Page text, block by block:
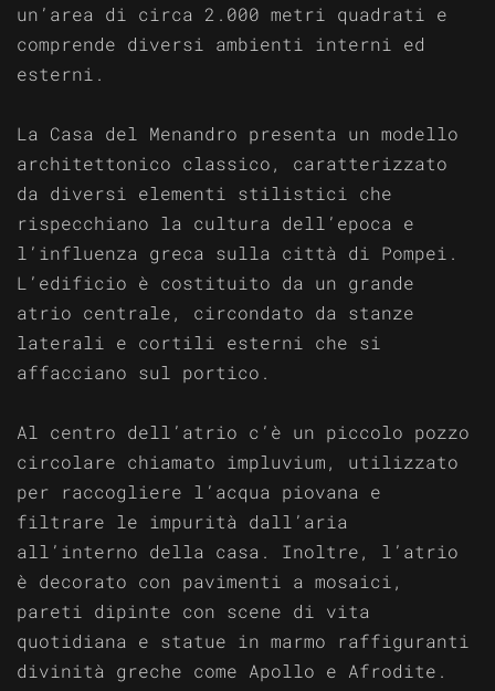
un’area di circa 2.000 metri quadrati e
comprende diversi ambienti interni ed
esterni.
La Casa del Menandro presenta un modello
architettonico classico, caratterizzato
da diversi elementi stilistici che
rispecchiano la cultura dell’epoca e
l’influenza greca sulla città di Pompei.
L’edificio è costituito da un grande
atrio centrale, circondato da stanze
laterali e cortili esterni che si
affacciano sul portico.
Al centro dell’atrio c’è un piccolo pozzo
circolare chiamato impluvium, utilizzato
per raccogliere l’acqua piovana e
filtrare le impurità dall’aria
all’interno della casa. Inoltre, l’atrio
è decorato con pavimenti a mosaici,
pareti dipinte con scene di vita
quotidiana e statue in marmo raffiguranti
divinità greche come Apollo e Afrodite.